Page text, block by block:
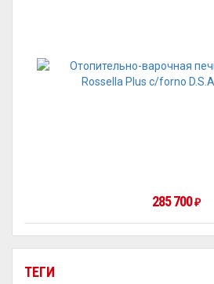
ТЕГИ
285 700₽